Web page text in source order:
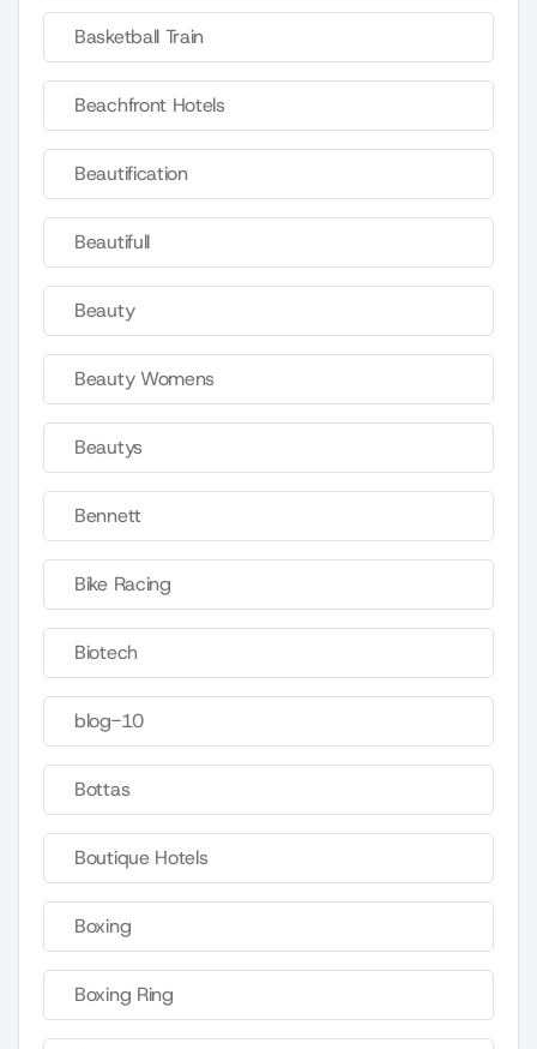
Basketball Train
Beachfront Hotels
Beautification
Beautifull
Beauty
Beauty Womens
Beautys
Bennett
Bike Racing
Biotech
blog-10
Bottas
Boutique Hotels
Boxing
Boxing Ring